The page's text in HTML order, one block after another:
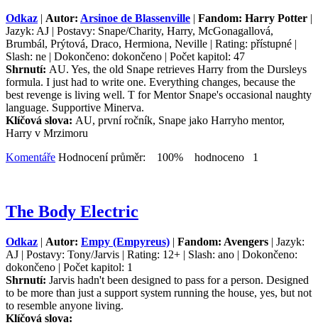
Odkaz | Autor: Arsinoe de Blassenville | Fandom: Harry Potter |
Jazyk: AJ | Postavy: Snape/Charity, Harry, McGonagallová,
Brumbál, Prýtová, Draco, Hermiona, Neville | Rating: přístupné |
Slash: ne | Dokončeno: dokončeno | Počet kapitol: 47
Shrnutí: AU. Yes, the old Snape retrieves Harry from the Dursleys
formula. I just had to write one. Everything changes, because the
best revenge is living well. T for Mentor Snape's occasional naughty
language. Supportive Minerva.
Klíčová slova: AU, první ročník, Snape jako Harryho mentor,
Harry v Mrzimoru
Komentáře Hodnocení průměr: 100% hodnoceno 1
The Body Electric
Odkaz | Autor: Empy (Empyreus) | Fandom: Avengers | Jazyk:
AJ | Postavy: Tony/Jarvis | Rating: 12+ | Slash: ano | Dokončeno:
dokončeno | Počet kapitol: 1
Shrnutí: Jarvis hadn't been designed to pass for a person. Designed
to be more than just a support system running the house, yes, but not
to resemble anyone living.
Klíčová slova: